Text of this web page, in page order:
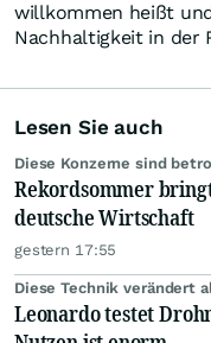
willkommen heißt
Nachhaltigkeit in der
Lesen Sie auch
Diese Konzerne sind
Rekordsommer
deutsche Wirtschaft
gestern 17:55
Diese Technik verändert
Leonardo testet